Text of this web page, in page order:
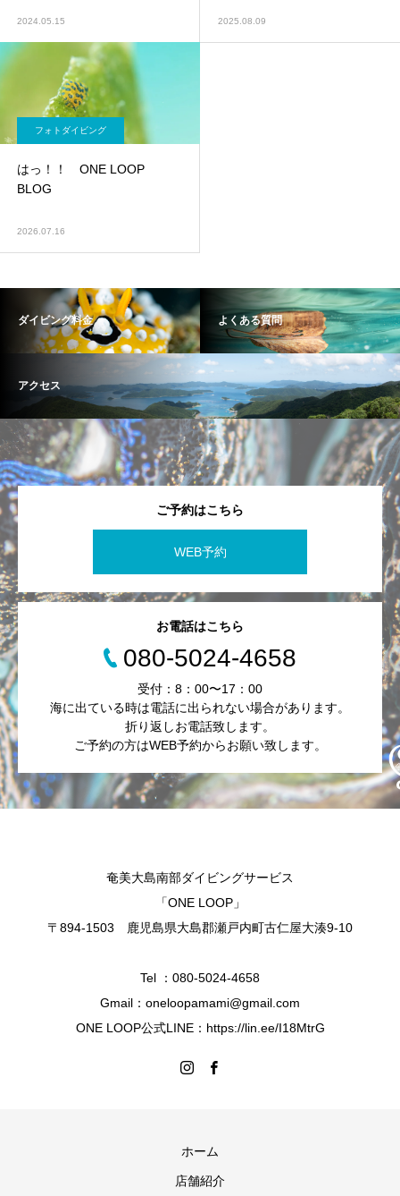
2024.05.15 2025.08.09
フォトダイビング
はっ！！ ONE LOOP
BLOG
2026.07.16
ダイビング料金 よくある質問
アクセス
ご予約はこちら
WEB予約
お電話はこちら
080-5024-4658
受付：8：00〜17：00
海に出ている時は電話に出られない場合があります。
折り返しお電話致します。
ご予約の方はWEB予約からお願い致します。
奄美大島南部ダイビングサービス
「ONE LOOP」
〒894-1503 鹿児島県大島郡瀬戸内町古仁屋大湊9-10
Tel ：080-5024-4658
Gmail：oneloopamami@gmail.com
ONE LOOP公式LINE：https://lin.ee/I18MtrG
ホーム
店舗紹介